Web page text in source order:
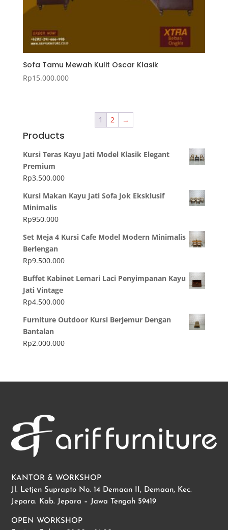
Sofa Tamu Mewah Kulit Oscar Klasik
Rp15.000.000
1 2 →
Products
Kursi Teras Kayu Jati Model Klasik Elegant
Premium
Rp3.500.000
Kursi Makan Kayu Jati Sofa Jok Eksklusif
Minimalis
Rp950.000
Set Meja 4 Kursi Cafe Model Modern Minimalis
Berlengan
Rp9.500.000
Buffet Kabinet Lemari Laci Penyimpanan Kayu
Jati Vintage
Rp4.500.000
Furniture Outdoor Kursi Berjemur Dengan
Bantalan
Rp2.000.000
KANTOR & WORKSHOP
Jl. Letjen Suprapto No. 14 Demaan II, Demaan, Kec.
Jepara. Kab. Jepara – Jawa Tengah 59419
OPEN WORKSHOP